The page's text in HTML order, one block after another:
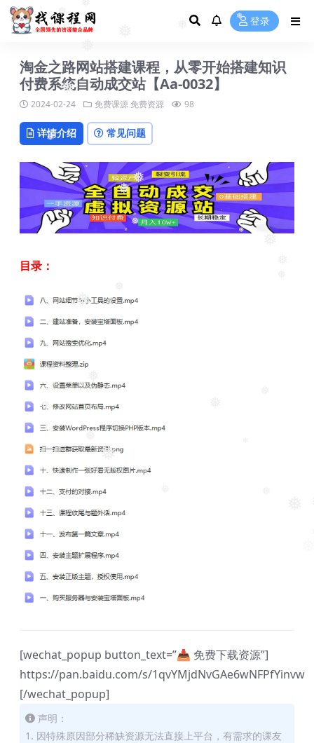
❅
❅
❅
❅
❅
❅
❅
❅
❅
❅
❅
❅
❅ 登录
淘金之路网站搭建课程，从零开始搭建知识
付费系统自动成交站【Aa-0032】
2024-02-24 免费课源 免费资源 98
详情介绍 常见问题
目录：
[wechat_popup button_text=”📥 免费下载资源”]
https://pan.baidu.com/s/1qvYMjdNvGAe6wNFPfYinvw
[/wechat_popup]
声明：
1. 因特殊原因部分稀缺资源无法直接上平台，有需求的课友